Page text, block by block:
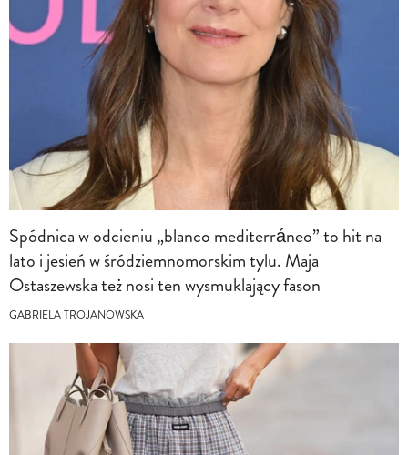
Spódnica w odcieniu „blanco mediterráneo” to hit na
lato i jesień w śródziemnomorskim tylu. Maja
Ostaszewska też nosi ten wysmuklający fason
GABRIELA TROJANOWSKA